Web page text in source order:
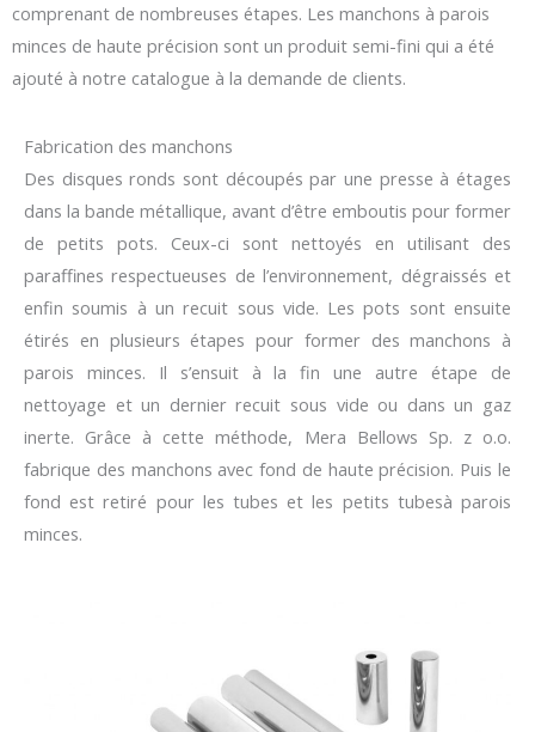
comprenant de nombreuses étapes. Les manchons à parois
minces de haute précision sont un produit semi-fini qui a été
ajouté à notre catalogue à la demande de clients.
Fabrication des manchons
Des disques ronds sont découpés par une presse à étages
dans la bande métallique, avant d’être emboutis pour former
de petits pots. Ceux-ci sont nettoyés en utilisant des
paraffines respectueuses de l’environnement, dégraissés et
enfin soumis à un recuit sous vide. Les pots sont ensuite
étirés en plusieurs étapes pour former des manchons à
parois minces. Il s’ensuit à la fin une autre étape de
nettoyage et un dernier recuit sous vide ou dans un gaz
inerte. Grâce à cette méthode, Mera Bellows Sp. z o.o.
fabrique des manchons avec fond de haute précision. Puis le
fond est retiré pour les tubes et les petits tubesà parois
minces.